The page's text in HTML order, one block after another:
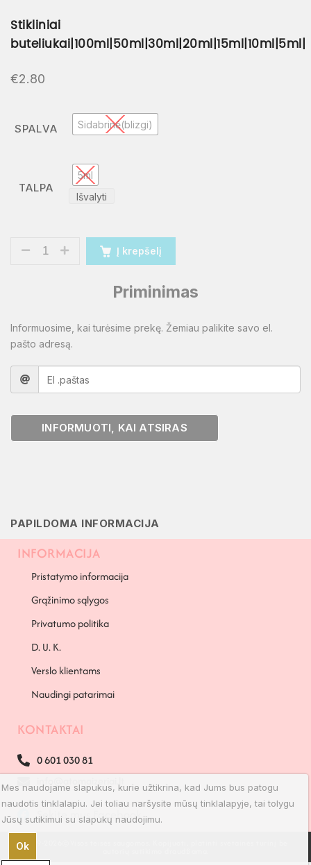
Stikliniai
buteliukai|100ml|50ml|30ml|20ml|15ml|10ml|5ml|
€2.80
SPALVA Sidabrinė(blizgi)
TALPA
5ml
Išvalyti
Į krepšelį
Priminimas
Informuosime, kai turėsime prekę. Žemiau palikite savo el.
pašto adresą.
INFORMUOTI, KAI ATSIRAS
PAPILDOMA INFORMACIJA
INFORMACIJA
Pristatymo informacija
Grąžinimo sąlygos
Privatumo politika
D. U. K.
Verslo klientams
Naudingi patarimai
KONTAKTAI
0 601 030 81
Sekite mus Facebook
2019-2026©Visos teisės saugomos. Kopijuoti, platinti svetainės turinį be
Mes naudojame slapukus, kurie užtikrina, kad Jums bus patogu
naudotis tinklalapiu. Jei toliau naršysite mūsų tinklalapyje, tai tolygu
Jūsų sutikimui su slapukų naudojimu.
Ok